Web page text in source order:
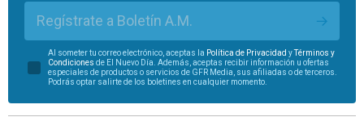
Regístrate a Boletín A.M.
Al someter tu correo electrónico, aceptas la Política de Privacidad yTérminos y
Condiciones de El Nuevo Día. Además, aceptas recibir información u ofertas
especiales de productos o servicios de GFR Media, sus afiliadas o de terceros.
Podrás optar salirte de los boletines en cualquier momento.